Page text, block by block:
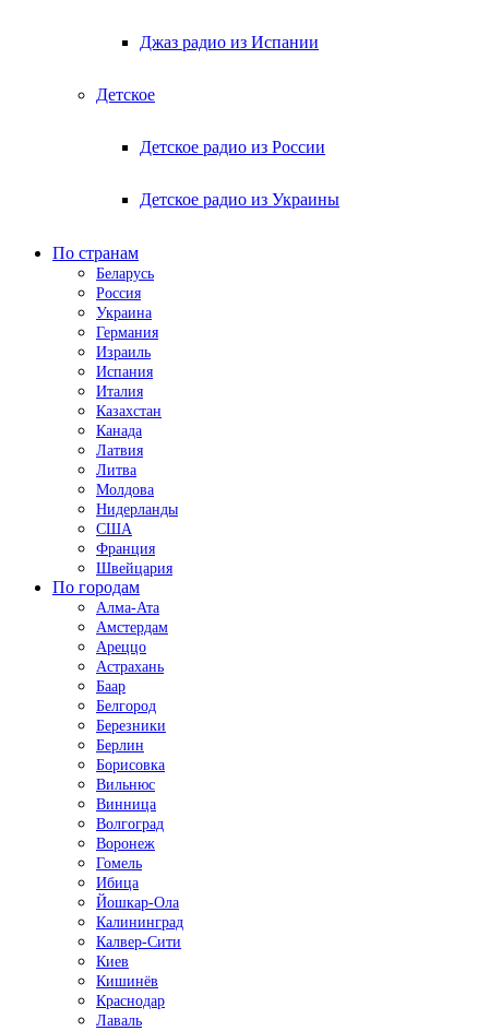
Джаз радио из Испании
Детское
Детское радио из России
Детское радио из Украины
По странам
Беларусь
Россия
Украина
Германия
Израиль
Испания
Италия
Казахстан
Канада
Латвия
Литва
Молдова
Нидерланды
США
Франция
Швейцария
По городам
Алма-Ата
Амстердам
Ареццо
Астрахань
Баар
Белгород
Березники
Берлин
Борисовка
Вильнюс
Винница
Волгоград
Воронеж
Гомель
Ибица
Йошкар-Ола
Калининград
Калвер-Сити
Киев
Кишинёв
Краснодар
Лаваль